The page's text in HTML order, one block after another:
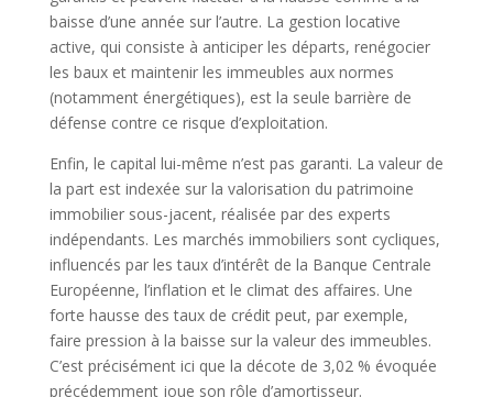
baisse d’une année sur l’autre. La gestion locative
active, qui consiste à anticiper les départs, renégocier
les baux et maintenir les immeubles aux normes
(notamment énergétiques), est la seule barrière de
défense contre ce risque d’exploitation.
Enfin, le capital lui-même n’est pas garanti. La valeur de
la part est indexée sur la valorisation du patrimoine
immobilier sous-jacent, réalisée par des experts
indépendants. Les marchés immobiliers sont cycliques,
influencés par les taux d’intérêt de la Banque Centrale
Européenne, l’inflation et le climat des affaires. Une
forte hausse des taux de crédit peut, par exemple,
faire pression à la baisse sur la valeur des immeubles.
C’est précisément ici que la décote de 3,02 % évoquée
précédemment joue son rôle d’amortisseur.